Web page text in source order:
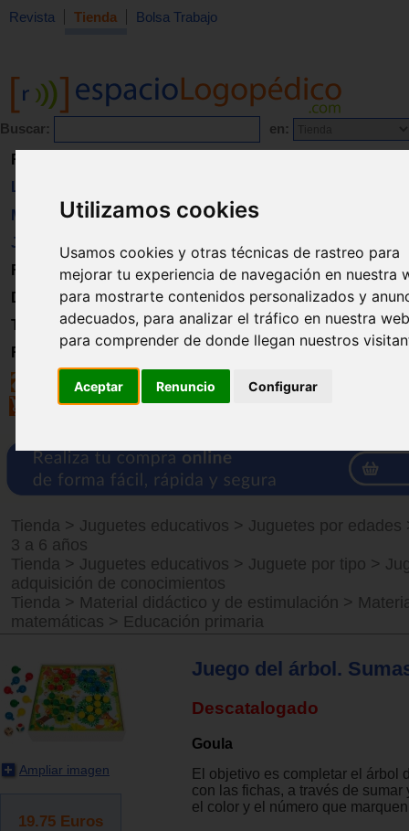
Utilizamos cookies
Usamos cookies y otras técnicas de rastreo para
mejorar tu experiencia de navegación en nuestra
para mostrarte contenidos personalizados y
adecuados, para analizar el tráfico en nuestra
para comprender de donde llegan nuestros
Aceptar Renuncio Configurar
Revista Tienda Bolsa Trabajo
Buscar: en:
Revista
Libros
Material
Juguetes
Formación
Directorio
Trabajo
Registro
Tienda > Juguetes educativos > Juguetes por edades
3 a 6 años
Tienda > Juguetes educativos > Juguete por tipo >
adquisición de conocimientos
Tienda > Material didáctico y de estimulación >
matemáticas > Educación primaria
Ampliar imagen
19.75 Euros
Juego del árbol.
Descatalogado
Goula
El objetivo es completar el árbol
con las fichas, a través de sumar
el color y el número que